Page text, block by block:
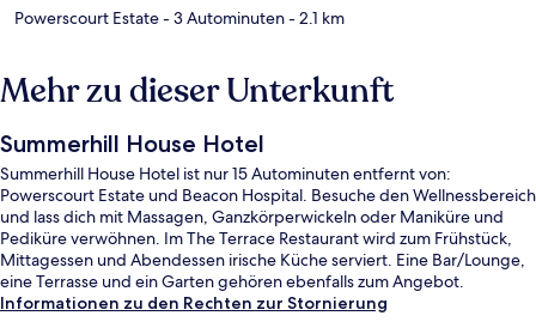
Powerscourt Estate- 3 Autominuten- 2.1 km
Mehr zu dieser Unterkunft
Summerhill House Hotel
Summerhill House Hotel ist nur 15 Autominuten entfernt von:
Powerscourt Estate und Beacon Hospital. Besuche den Wellnessbereich
und lass dich mit Massagen, Ganzkörperwickeln oder Maniküre und
Pediküre verwöhnen. Im The Terrace Restaurant wird zum Frühstück,
Mittagessen und Abendessen irische Küche serviert. Eine Bar/Lounge,
eine Terrasse und ein Garten gehören ebenfalls zum Angebot.
Informationen zu den Rechten zur Stornierung